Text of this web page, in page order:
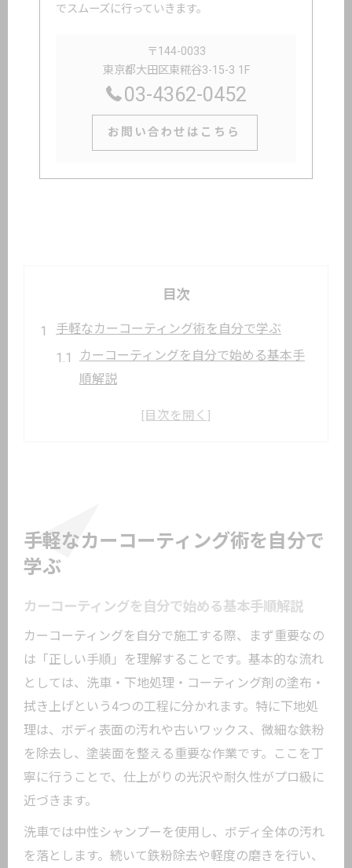
でスムーズに行っていきます。
〒144-0033
東京都大田区東糀谷3-15-3 1F
03-4362-0452
お問い合わせはこちら
目次
手軽なカーコーティング術を自分で学ぶ
カーコーティングを自分で始める基本手
順解説
初心者が自分でカーコーティングを成功
ポイント
DIY派必見のカーコーティング基礎知識
カーコーティングの効果と自分で施工す
る意味
DIYでカーコーティングする際の基本知識
まとめ
カーコーティング自分でやる前に知りた
い基礎事項
自分でカーコーティングを選ぶ理由とお
すすめ
ガラスコーティングDIYおすすめの知識紹
介
手軽なカーコーティング術を自分で
学ぶ
カーコーティングを自分で始める基本手順解説
カーコーティングを自分で施工する際、まず重要なの
は「正しい手順」を理解することです。基本的な流れ
としては、洗車・下地処理・コーティング剤の塗布・
拭き上げという4つの工程に分かれます。特に下地処
理は、ボディ表面の汚れや古いワックス、微細な鉄粉
を除去し、塗装面を整える重要な作業です。ここを丁
寧に行うことで、仕上がりの光沢や耐久性がプロ級に
近づきます。
洗車では中性シャンプーを使用し、ボディ全体の汚れ
を落とします。続いて鉄粉除去や軽度の磨きを行い、